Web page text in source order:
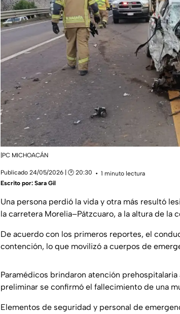
|PC MICHOACÁN
Publicado 24/05/2026 | 🕑 20:30
1 minuto lectura
Escrito por: Sara Gil
Una persona perdió la vida y otra más resultó
la carretera Morelia–Pátzcuaro, a la altura de la
De acuerdo con los primeros reportes, el
contención, lo que movilizó a cuerpos de
Paramédicos brindaron atención
preliminar se confirmó el fallecimiento de una
Elementos de seguridad y personal de